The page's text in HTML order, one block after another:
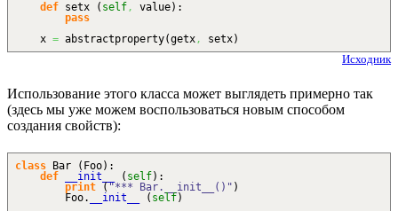
def setx ( self, value) :
pass
x = abstractproperty(getx, setx)
Исходник
Использование этого класса может выглядеть примерно так
(здесь мы уже можем воспользоваться новым способом
создания свойств):
class Bar ( Foo) :
def
__init__ ( self) :
print ("*** Bar.__init__()" )
Foo.
__init__ ( self)